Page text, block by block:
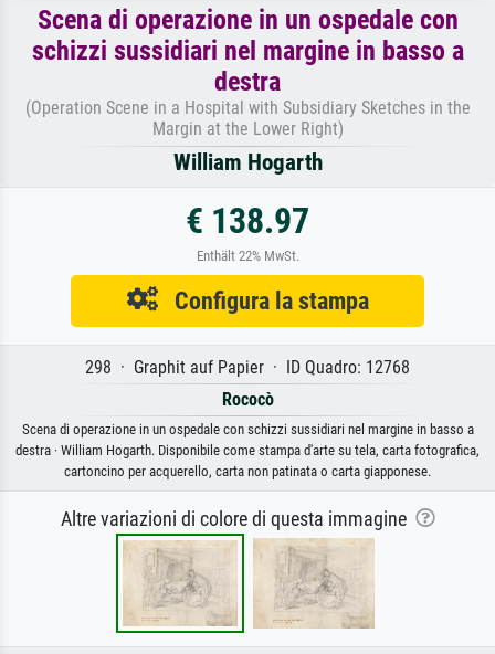
Scena di operazione in un ospedale con
schizzi sussidiari nel margine in basso a
destra
(Operation Scene in a Hospital with Subsidiary Sketches in the
Margin at the Lower Right)
William Hogarth
€ 138.97
Enthält 22% MwSt.
Configura la stampa
298 · Graphit auf Papier · ID Quadro: 12768
Rococò
Scena di operazione in un ospedale con schizzi sussidiari nel margine in basso a
destra · William Hogarth. Disponibile come stampa d'arte su tela, carta fotografica,
cartoncino per acquerello, carta non patinata o carta giapponese.
Altre variazioni di colore di questa immagine